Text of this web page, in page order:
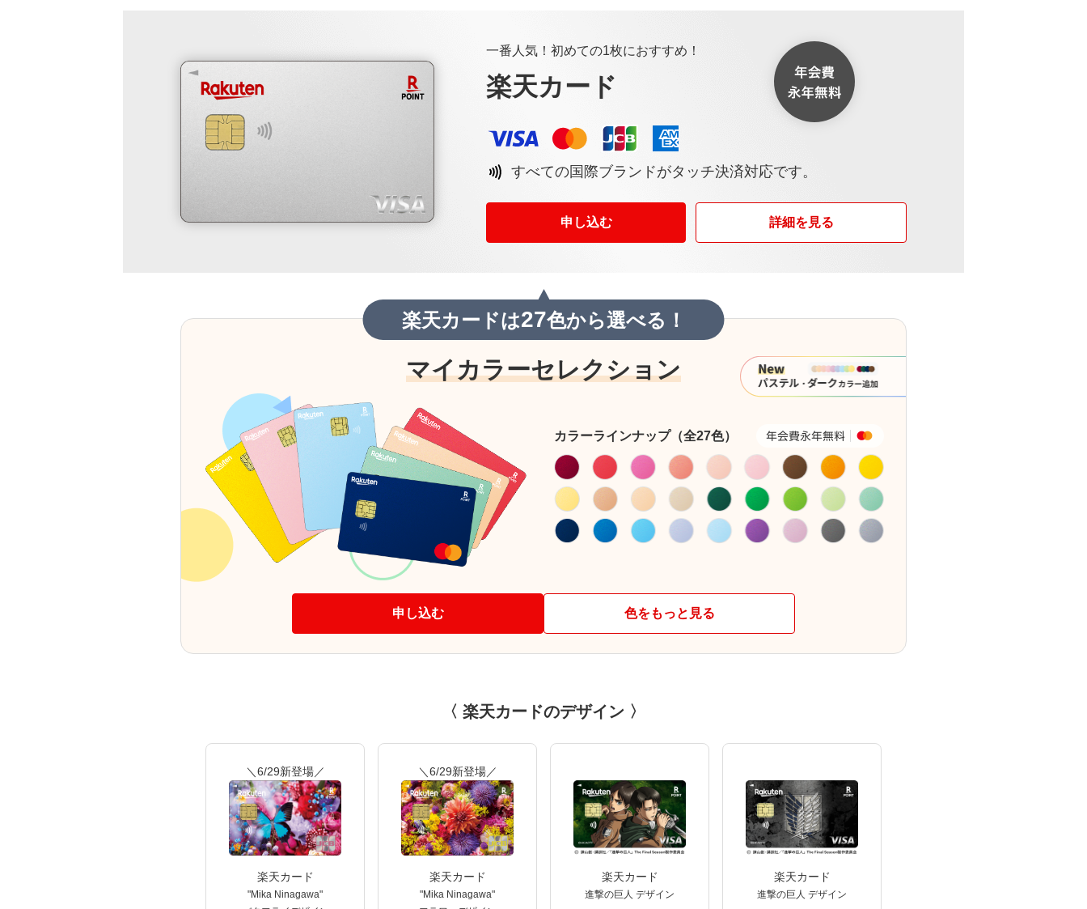
一番人気！初めての1枚におすすめ！
楽天カード
すべての国際ブランドがタッチ決済対応です。
申し込む 詳細を見る
楽天カードは27色から選べる！
マイカラーセレクション
カラーラインナップ（全27色）
申し込む 色をもっと見る
〈 楽天カードのデザイン 〉
＼6/29新登場／
楽天カード
"Mika Ninagawa"
＼6/29新登場／
楽天カード
"Mika Ninagawa"
楽天カード
進撃の巨人 デザイン
楽天カード
進撃の巨人 デザイン